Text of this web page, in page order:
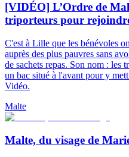
[VIDÉO] L’Ordre de
triporteurs pour
C'est à Lille que les bénévoles
auprès des plus pauvres sans
de sachets repas. Son nom : les
un bac situé à l'avant pour y
Vidéo.
Malte
Malte, du visage de